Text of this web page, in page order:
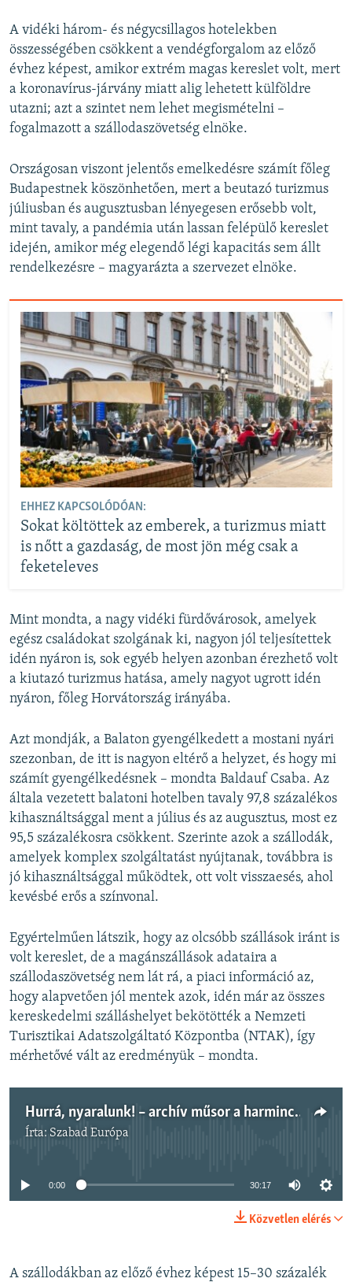
A vidéki három- és négycsillagos hotelekben
összességében csökkent a vendégforgalom az előző
évhez képest, amikor extrém magas kereslet volt, mert
a koronavírus-járvány miatt alig lehetett külföldre
utazni; azt a szintet nem lehet megismételni –
fogalmazott a szállodaszövetség elnöke.
Országosan viszont jelentős emelkedésre számít főleg
Budapestnek köszönhetően, mert a beutazó turizmus
júliusban és augusztusban lényegesen erősebb volt,
mint tavaly, a pandémia után lassan felépülő kereslet
idején, amikor még elegendő légi kapacitás sem állt
rendelkezésre – magyarázta a szervezet elnöke.
EHHEZ KAPCSOLÓDÓAN:
Sokat költöttek az emberek, a turizmus miatt
is nőtt a gazdaság, de most jön még csak a
feketeleves
Mint mondta, a nagy vidéki fürdővárosok, amelyek
egész családokat szolgának ki, nagyon jól teljesítettek
idén nyáron is, sok egyéb helyen azonban érezhető volt
a kiutazó turizmus hatása, amely nagyot ugrott idén
nyáron, főleg Horvátország irányába.
Azt mondják, a Balaton gyengélkedett a mostani nyári
szezonban, de itt is nagyon eltérő a helyzet, és hogy mi
számít gyengélkedésnek – mondta Baldauf Csaba. Az
általa vezetett balatoni hotelben tavaly 97,8 százalékos
kihasználtsággal ment a július és az augusztus, most ez
95,5 százalékosra csökkent. Szerinte azok a szállodák,
amelyek komplex szolgáltatást nyújtanak, továbbra is
jó kihasználtsággal működtek, ott volt visszaesés, ahol
kevésbé erős a színvonal.
Egyértelműen látszik, hogy az olcsóbb szállások iránt is
volt kereslet, de a magánszállások adataira a
szállodaszövetség nem lát rá, a piaci információ az,
hogy alapvetően jól mentek azok, idén már az összes
kereskedelmi szálláshelyet bekötötték a Nemzeti
Turisztikai Adatszolgáltató Központba (NTAK), így
mérhetővé vált az eredményük – mondta.
Hurrá, nyaralunk! – archív műsor a harminc évvel ezelőtti nyaralási szokásokról
Írta: Szabad Európa
Jelenleg nincs elérhető tartalom
0:00 30:17
Közvetlen elérés
A szállodákban az előző évhez képest 15–30 százalék